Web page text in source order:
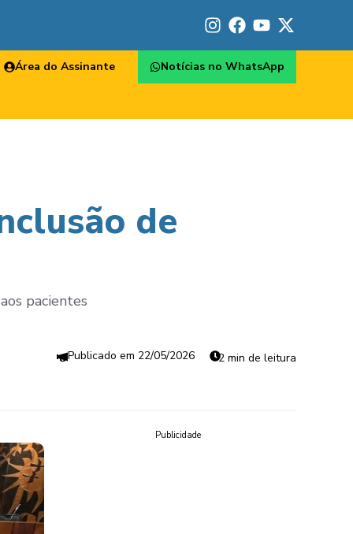
Área do Assinante Notícias no WhatsApp
de
pacientes
22/05/2026 2 min de leitura
Publicidade